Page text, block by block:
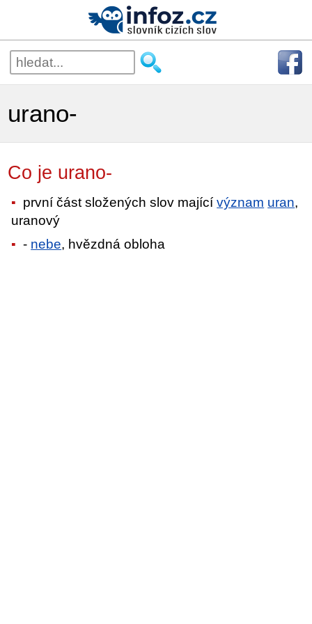
urano-
Co je urano-
první část složených slov majícívýznam uran,
uranový
- nebe, hvězdná obloha